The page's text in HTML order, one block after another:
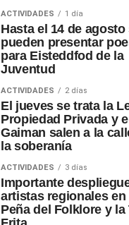
ACTIVIDADES 1 día
Hasta el 14 de agosto
pueden presentar
para Eisteddfod de la
Juventud
ACTIVIDADES 2 días
El jueves se trata la
Propiedad Privada y
Gaiman salen a la
la soberanía
ACTIVIDADES 3 días
Importante
artistas regionales en
Peña del Folklore y la